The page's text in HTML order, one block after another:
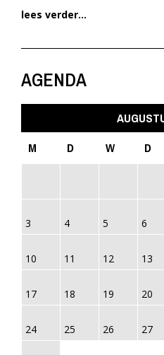
lees verder...
AGENDA
M
D W D
3 4 5 6
10 11 12 13
17 18 19 20
24 25 26 27